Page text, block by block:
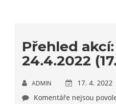
Přehled akcí:
24.4.2022
ADMIN
17. 4. 2022
Komentáře nejsou